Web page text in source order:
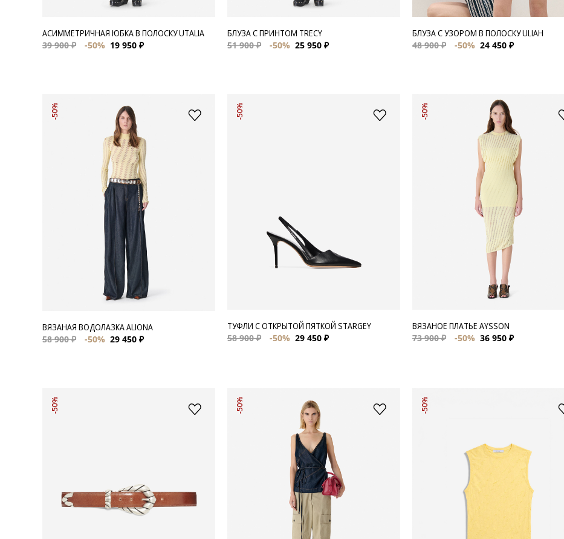
АСИММЕТРИЧНАЯ ЮБКА В ПОЛОСКУ UTALIA
39 900 ₽
-50% 19 950 ₽
БЛУЗА С ПРИНТОМ TRECY
51 900 ₽
-50% 25 950 ₽
БЛУЗА С УЗОРОМ В ПОЛОСКУ ULIAH
48 900 ₽
-50% 24 450 ₽
-50%
ВЯЗАНАЯ ВОДОЛАЗКА ALIONA
58 900 ₽
-50% 29 450 ₽
-50%
ТУФЛИ С ОТКРЫТОЙ ПЯТКОЙ STARGEY
58 900 ₽
-50% 29 450 ₽
-50%
ВЯЗАНОЕ ПЛАТЬЕ AYSSON
73 900 ₽
-50% 36 950 ₽
-50% -50% -50%